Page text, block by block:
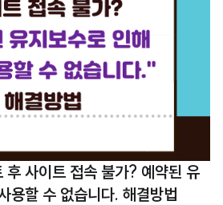
후 사이트 접속 불가? 예약된 유
용할 수 없습니다. 해결방법